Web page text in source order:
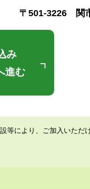
〒501-3226 関
み
進む
等により、ご加入いただ